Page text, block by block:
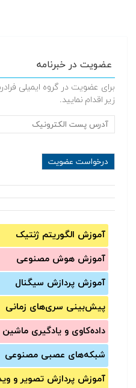
عضویت در خبرنامه
برای عضویت در گروه ایمیلی
زیر اقدام نمایید.
آموزش الگوریتم ژنتیک
آموزش‌ هوش مصنوعی
آموزش‌ پردازش سیگنال
پیش‌‌بینی سری‌‌های زمانی
داده‌کاوی و یادگیری ماشین
شبکه‌های عصبی مصنوعی
آموزش‌ پردازش تصویر و